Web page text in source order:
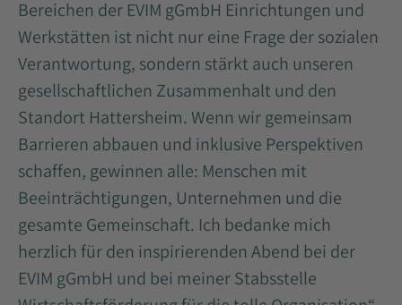
Bereichen der EVIM gGmbH Einrichtungen und
Werkstätten ist nicht nur eine Frage der sozialen
Verantwortung, sondern stärkt auch unseren
gesellschaftlichen Zusammenhalt und den
Standort Hattersheim. Wenn wir gemeinsam
Barrieren abbauen und inklusive Perspektiven
schaffen, gewinnen alle: Menschen mit
Beeinträchtigungen, Unternehmen und die
gesamte Gemeinschaft. Ich bedanke mich
herzlich für den inspirierenden Abend bei der
EVIM gGmbH und bei meiner Stabsstelle